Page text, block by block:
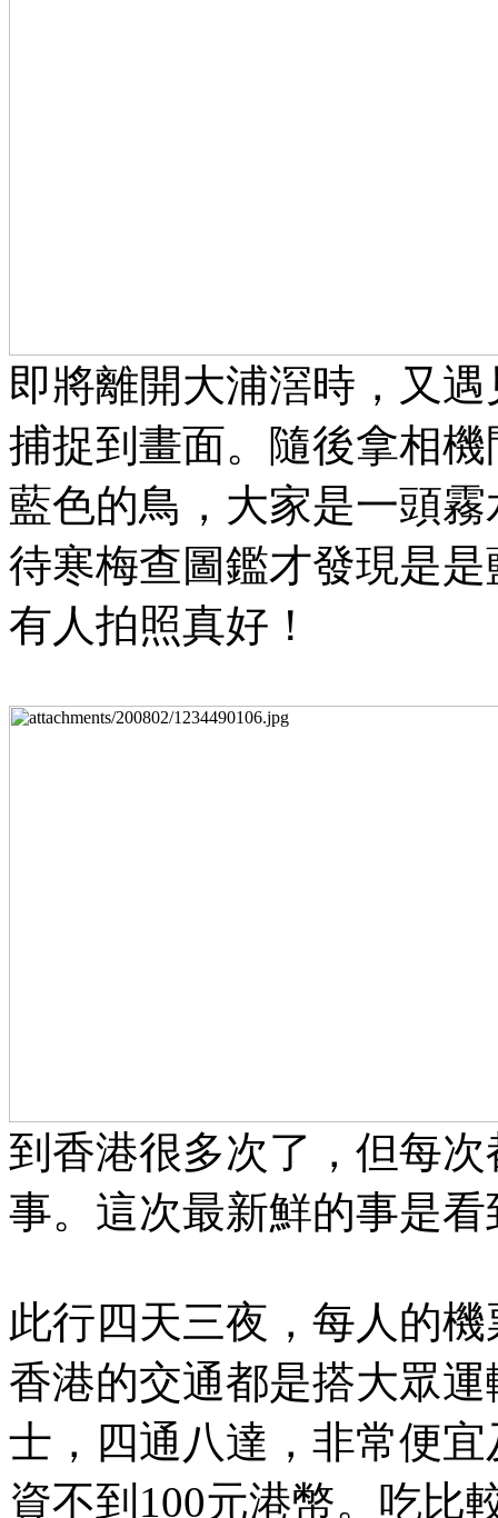
即將離開大浦滘時，又
捕捉到畫面。隨後拿相
藍色的鳥，大家是一頭
待寒梅查圖鑑才發現是
有人拍照真好！
到香港很多次了，但每
事。這次最新鮮的事是
此行四天三夜，每人的
香港的交通都是搭大眾
士，四通八達，非常便
資不到100元港幣。吃比